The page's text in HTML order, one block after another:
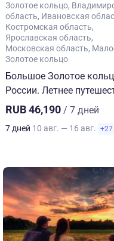
Золотое кольцо
область Ивановская
Костромская область
Ярославская область
Московская область
Золотое кольцо
Большое Золотое
России. Летнее
RUB 46,190 / 7 дней
7 дней 10 авг. — 16 авг. +27